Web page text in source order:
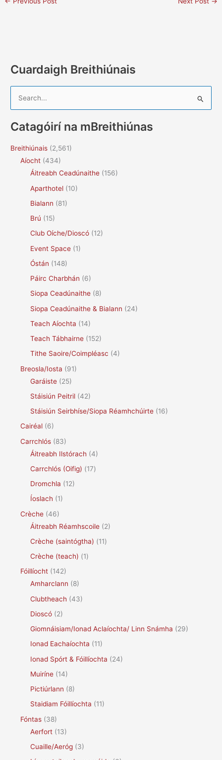
Cuardaigh Breithiúnais
r
c
Catagóirí na mBreithiúnas
Breithiúnais (2,561)
Aíocht (434)
Áitreabh Ceadúnaithe (156)
Aparthotel (10)
Bialann (81)
Brú (15)
Club Oíche/Dioscó (12)
Event Space (1)
Óstán (148)
Páirc Charbhán (6)
Siopa Ceadúnaithe (8)
Siopa Ceadúnaithe & Bialann (24)
Teach Aíochta (14)
Teach Tábhairne (152)
Tithe Saoire/Coimpléasc (4)
Breosla/Iosta (91)
Garáiste (25)
Stáisiún Peitril (42)
Stáisiún Seirbhíse/Siopa Réamhchúirte (16)
Cairéal (6)
Carrchlós (83)
Áitreabh Ilstórach (4)
Carrchlós (Oifig) (17)
Dromchla (12)
Íoslach (1)
Crèche (46)
Áitreabh Réamhscoile (2)
Crèche (saintógtha) (11)
Crèche (teach) (1)
Fóillíocht (142)
Amharclann (8)
Clubtheach (43)
Dioscó (2)
Giomnáisiam/Ionad Aclaíochta/ Linn Snámha (29)
Ionad Eachaíochta (11)
Ionad Spórt & Fóillíochta (24)
Muiríne (14)
Pictiúrlann (8)
Staidiam Fóillíochta (11)
Fóntas (38)
Aerfort (13)
Cuaille/Aeróg (3)